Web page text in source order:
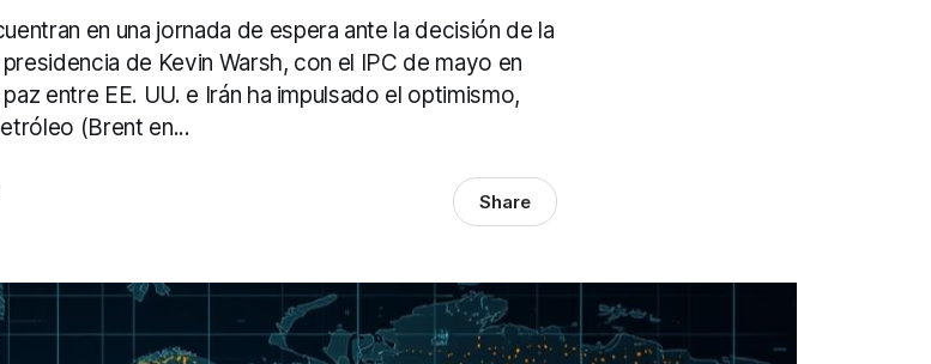
en una jornada de espera ante la decisión de la
de Kevin Warsh, con el IPC de mayo en
entre EE. UU. e Irán ha impulsado el optimismo,
(Brent en...
Share